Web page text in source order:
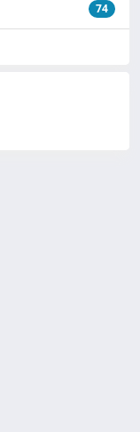
74